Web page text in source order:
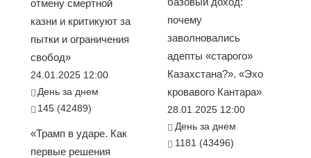
отмену смертной
казни и критикуют за
пытки и ограничения
свобод»
24.01.2025 12:00
День за днем
145 (42489)
«Трамп в ударе. Как
первые решения
почему
заволновались
адепты «старого»
Казахстана?». «Эхо
кровавого Кантара»
28.01.2025 12:00
День за днем
1181 (43496)